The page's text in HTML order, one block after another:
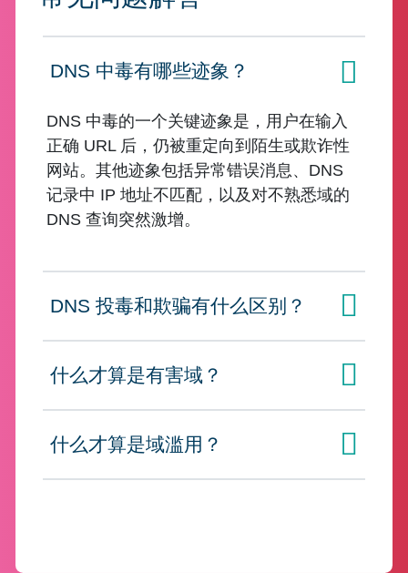
点击展开
DNS 中毒有哪些迹象？
DNS 中毒的一个关键迹象是，用户在输入
正确 URL 后，仍被重定向到陌生或欺诈性
网站。其他迹象包括异常错误消息、DNS
记录中 IP 地址不匹配，以及对不熟悉域的
DNS 查询突然激增。
点击展开
DNS 投毒和欺骗有什么区别？
点击展开
什么才算是有害域？
点击展开
什么才算是域滥用？